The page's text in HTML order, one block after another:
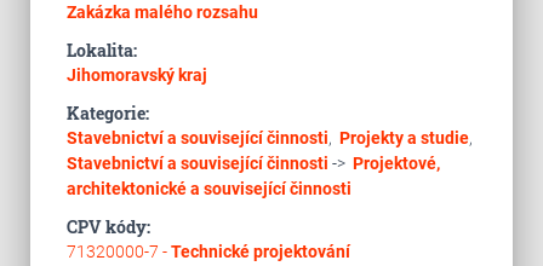
Zakázka malého rozsahu
Lokalita:
Jihomoravský kraj
Kategorie:
Stavebnictví a související činnosti, Projekty a studie,
Stavebnictví a související činnosti -> Projektové,
architektonické a související činnosti
CPV kódy:
71320000-7 -Technické projektování